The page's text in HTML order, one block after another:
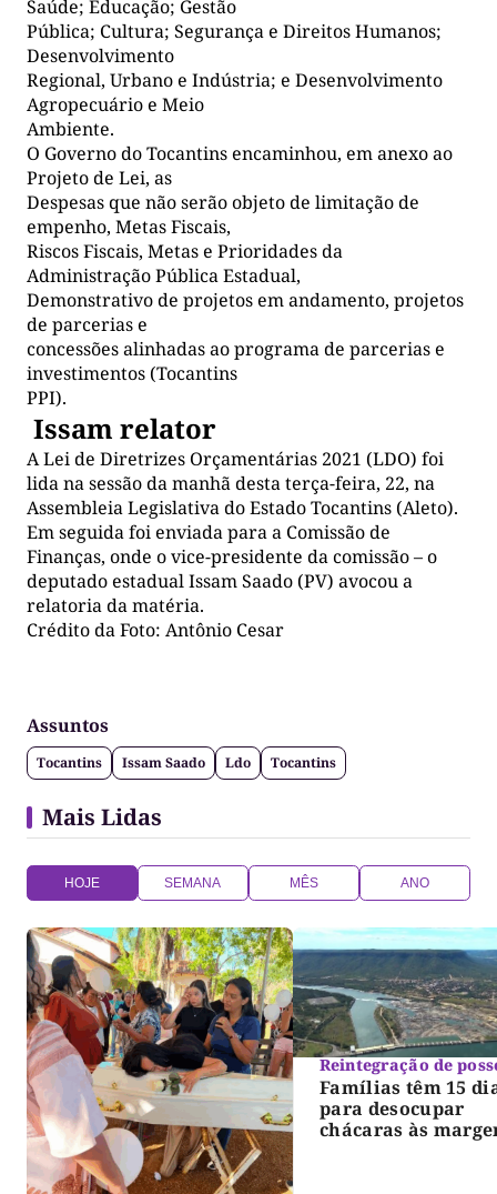
Saúde; Educação; Gestão
Pública; Cultura; Segurança e Direitos Humanos;
Desenvolvimento
Regional, Urbano e Indústria; e Desenvolvimento
Agropecuário e Meio
Ambiente.
O Governo do Tocantins encaminhou, em anexo ao
Projeto de Lei, as
Despesas que não serão objeto de limitação de
empenho, Metas Fiscais,
Riscos Fiscais, Metas e Prioridades da
Administração Pública Estadual,
Demonstrativo de projetos em andamento, projetos
de parcerias e
concessões alinhadas ao programa de parcerias e
investimentos (Tocantins
PPI).
Issam relator
A Lei de Diretrizes Orçamentárias 2021 (LDO) foi
lida na sessão da manhã desta terça-feira, 22, na
Assembleia Legislativa do Estado Tocantins (Aleto).
Em seguida foi enviada para a Comissão de
Finanças, onde o vice-presidente da comissão – o
deputado estadual Issam Saado (PV) avocou a
relatoria da matéria.
Crédito da Foto: Antônio Cesar
Assuntos
Tocantins Issam Saado Ldo Tocantins
Mais Lidas
HOJE SEMANA MÊS ANO
Reintegração de
Famílias têm 15
para desocupar
chácaras às